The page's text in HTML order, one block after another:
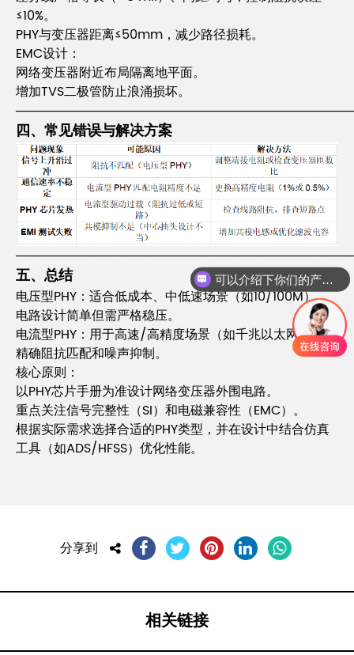
≤10%。
PHY与变压器距离≤50mm，减少路径损耗。
EMC设计：
网络变压器附近布局隔离地平面。
增加TVS二极管防止浪涌损坏。
四、常见错误与解决方案
五、总结
电压型PHY：适合低成本、中低速场景（如10/100M），
电路设计简单但需严格稳压。
电流型PHY：用于高速/高精度场景（如千兆以太网），需
精确阻抗匹配和噪声抑制。
核心原则：
以PHY芯片手册为准设计网络变压器外围电路。
重点关注信号完整性（SI）和电磁兼容性（EMC）。
根据实际需求选择合适的PHY类型，并在设计中结合仿真
工具（如ADS/HFSS）优化性能。
分享到
相关链接
可以介绍下你们的产品么